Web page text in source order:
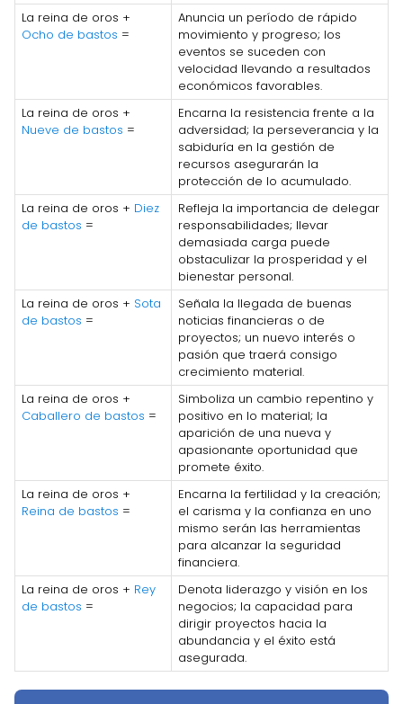
La reina de oros +
Ocho de bastos =
Anuncia un período de rápido
movimiento y progreso; los
eventos se suceden con
velocidad llevando a resultados
económicos favorables.
La reina de oros +
Nueve de bastos =
Encarna la resistencia frente a la
adversidad; la perseverancia y la
sabiduría en la gestión de
recursos asegurarán la
protección de lo acumulado.
La reina de oros + Diez
de bastos =
Refleja la importancia de delegar
responsabilidades; llevar
demasiada carga puede
obstaculizar la prosperidad y el
bienestar personal.
La reina de oros + Sota
de bastos =
Señala la llegada de buenas
noticias financieras o de
proyectos; un nuevo interés o
pasión que traerá consigo
crecimiento material.
La reina de oros +
Caballero de bastos =
Simboliza un cambio repentino y
positivo en lo material; la
aparición de una nueva y
apasionante oportunidad que
promete éxito.
La reina de oros +
Reina de bastos =
Encarna la fertilidad y la creación;
el carisma y la confianza en uno
mismo serán las herramientas
para alcanzar la seguridad
financiera.
La reina de oros + Rey
de bastos =
Denota liderazgo y visión en los
negocios; la capacidad para
dirigir proyectos hacia la
abundancia y el éxito está
asegurada.